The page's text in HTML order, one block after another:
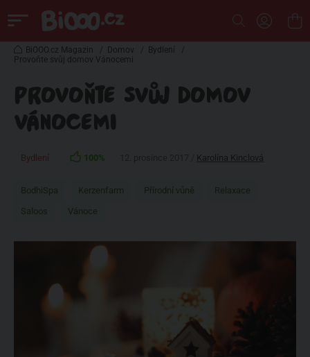
BiOOO.cz Magazin / Domov / Bydlení
/
Provoňte svůj domov Vánocemi
PROVOŇTE SVŮJ DOMOV
VÁNOCEMI
Bydlení 100% Karolína Kinclová
BodhiSpa Kerzenfarm Přírodní vůně
Relaxace
Saloos
Vánoce